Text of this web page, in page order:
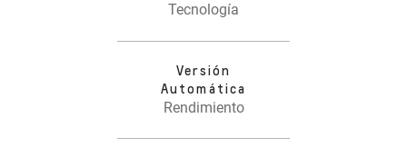
Tecnología
Versión
Automática
Rendimiento